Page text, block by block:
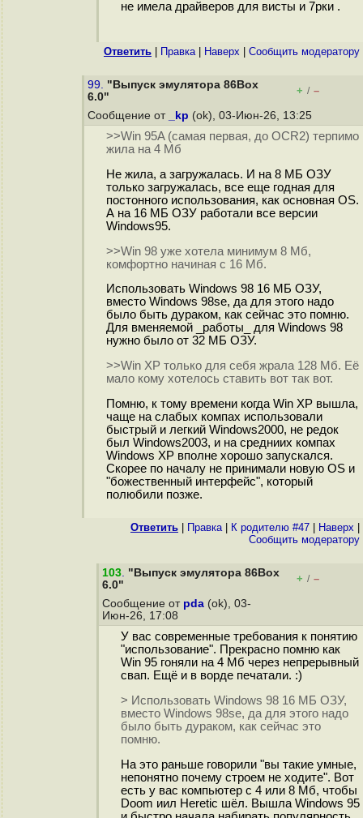
не имела драйверов для висты и 7рки .
Ответить Правка| Наверх Cообщить модератору
99. "Выпуск эмулятора 86Box
6.0"
+ / –
Сообщение от _kp (ok), 03-Июн-26, 13:25
>>Win 95A (самая первая, до OCR2) терпимо
жила на 4 Мб
Не жила, а загружалась. И на 8 МБ ОЗУ
только загружалась, все еще годная для
постонного использования, как основная OS.
А на 16 МБ ОЗУ работали все версии
Windows95.
>>Win 98 уже хотела минимум 8 Мб,
комфортно начиная с 16 Мб.
Использовать Windows 98 16 МБ ОЗУ,
вместо Windows 98se, да для этого надо
было быть дураком, как сейчас это помню.
Для вменяемой _работы_ для Windows 98
нужно было от 32 МБ ОЗУ.
>>Win XP только для себя жрала 128 Мб. Её
мало кому хотелось ставить вот так вот.
Помню, к тому времени когда Win XP вышла,
чаще на слабых компах использовали
быстрый и легкий Windows2000, не редок
был Windows2003, и на средниих компах
Windows XP вполне хорошо запускался.
Скорее по началу не принимали новую OS и
"божественный интерфейс", который
полюбили позже.
Ответить Правка| К родителю #47 Наверх
Cообщить модератору
103. "Выпуск эмулятора 86Box
6.0"
+ / –
Сообщение от pda (ok), 03-
Июн-26, 17:08
У вас современные требования к понятию
"использование". Прекрасно помню как
Win 95 гоняли на 4 Мб через непрерывный
свап. Ещё и в ворде печатали. :)
> Использовать Windows 98 16 МБ ОЗУ,
вместо Windows 98se, да для этого надо
было быть дураком, как сейчас это
помню.
На это раньше говорили "вы такие умные,
непонятно почему строем не ходите". Вот
есть у вас компьютер с 4 или 8 Мб, чтобы
Doom иил Heretic шёл. Вышла Windows 95